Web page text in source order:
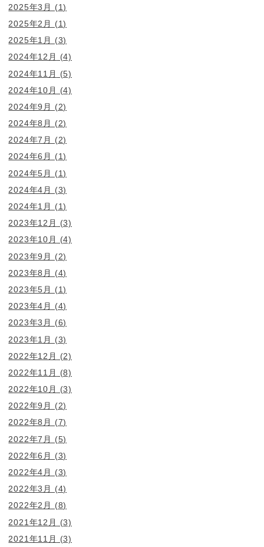
2025年3月
(1)
2025年2月
(1)
2025年1月
(3)
2024年12月
(4)
2024年11月
(5)
2024年10月
(4)
2024年9月
(2)
2024年8月
(2)
2024年7月
(2)
2024年6月
(1)
2024年5月
(1)
2024年4月
(3)
2024年1月
(1)
2023年12月
(3)
2023年10月
(4)
2023年9月
(2)
2023年8月
(4)
2023年5月
(1)
2023年4月
(4)
2023年3月
(6)
2023年1月
(3)
2022年12月
(2)
2022年11月
(8)
2022年10月
(3)
2022年9月
(2)
2022年8月
(7)
2022年7月
(5)
2022年6月
(3)
2022年4月
(3)
2022年3月
(4)
2022年2月
(8)
2021年12月
(3)
2021年11月
(3)